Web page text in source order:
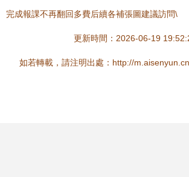
完成報課不再翻回多費后續各補張圖建議訪問\
更新時間：2026-06-19
如若轉載，請注明出處：http://